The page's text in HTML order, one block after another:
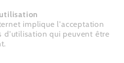
implique l'acceptation
d'utilisation qui peuvent être